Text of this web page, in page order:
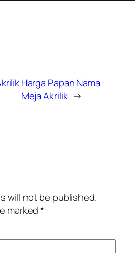
Harga Papan Nama
Meja Akrilik →
will not be published.
marked*